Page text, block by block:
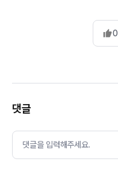
0
댓글
댓글을 입력해주세요.